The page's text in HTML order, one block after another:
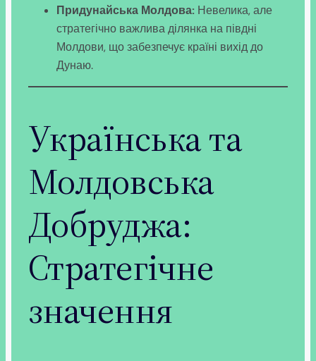
Придунайська Молдова: Невелика, але
стратегічно важлива ділянка на півдні
Молдови, що забезпечує країні вихід до
Дунаю.
Українська та
Молдовська
Добруджа:
Стратегічне
значення